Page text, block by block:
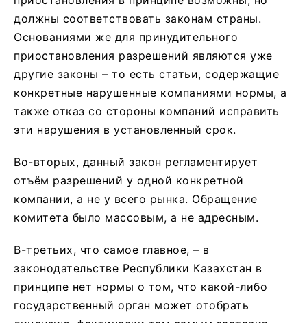
должны соответствовать законам страны.
Основаниями же для принудительного
приостановления разрешений являются уже
другие законы – то есть статьи, содержащие
конкретные нарушенные компаниями нормы, а
также отказ со стороны компаний исправить
эти нарушения в установленный срок.
Во-вторых, данный закон регламентирует
отъём разрешений у одной конкретной
компании, а не у всего рынка. Обращение
комитета было массовым, а не адресным.
В-третьих, что самое главное, – в
законодательстве Республики Казахстан в
принципе нет нормы о том, что какой-либо
государственный орган может отобрать